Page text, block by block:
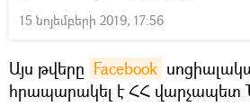
15 նոյեմբերի 2019, 17:56
Այս թվերը Facebook
հրապարակել է ՀՀ վարչապետ